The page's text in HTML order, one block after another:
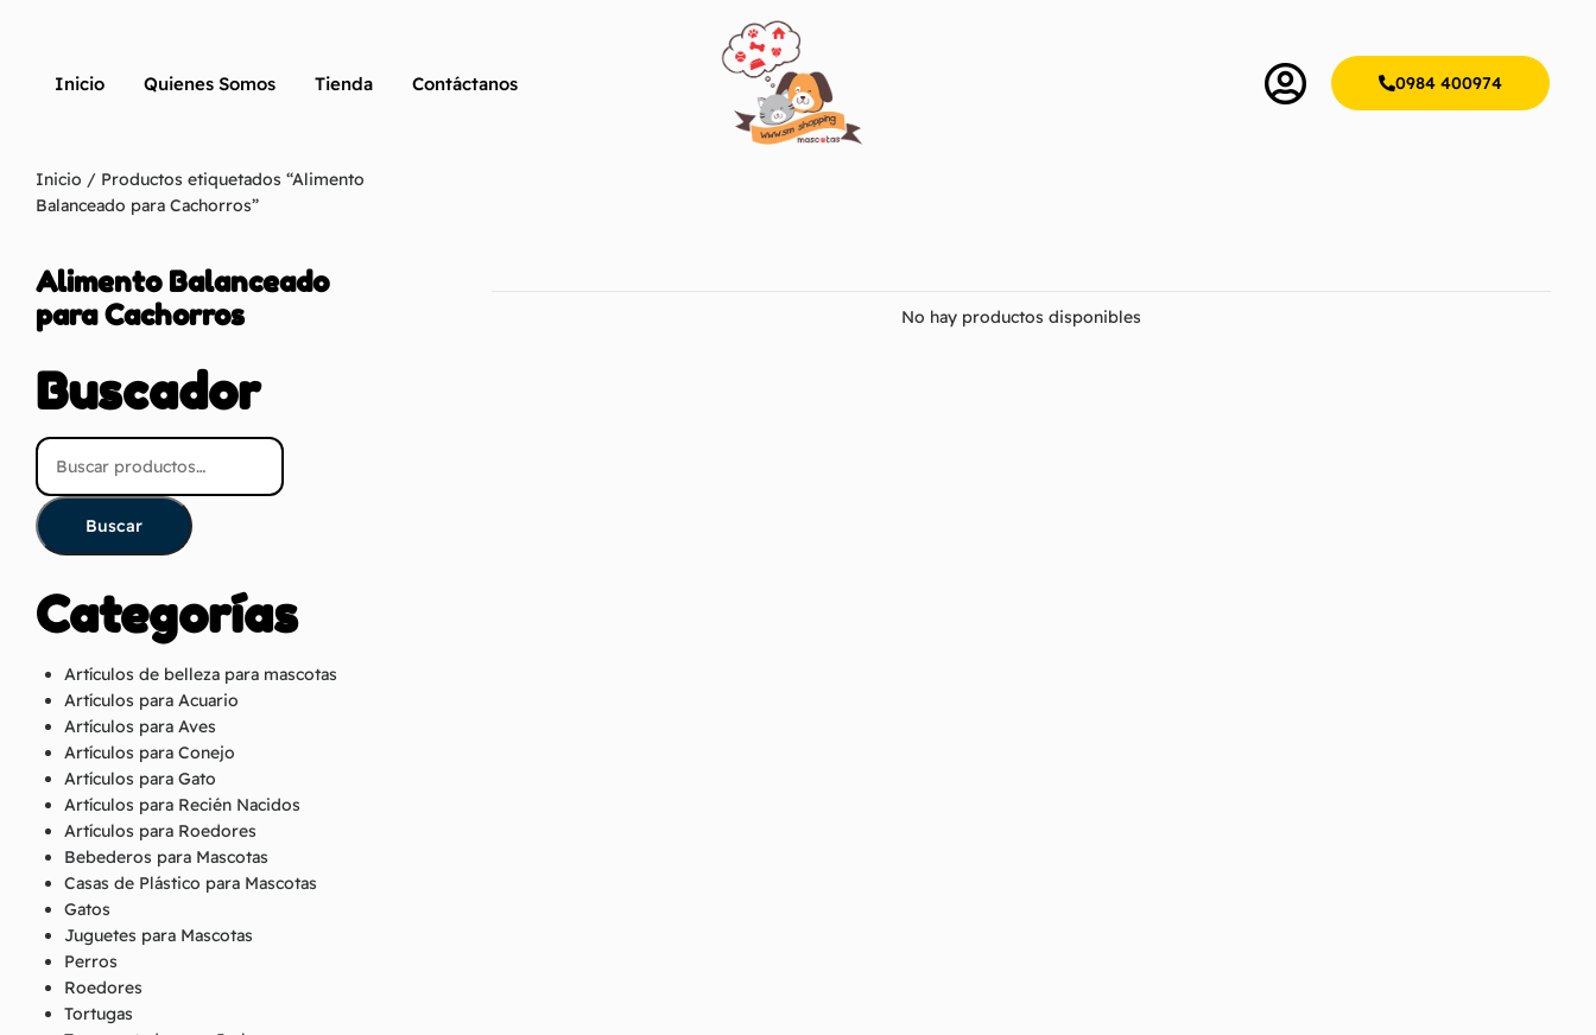
Inicio Quienes Somos Tienda Contáctanos 0984 400974
Inicio / Productos etiquetados “Alimento
Balanceado para Cachorros”
Alimento Balanceado
para Cachorros
Buscador
Buscar
Categorías
Artículos de belleza para mascotas
Artículos para Acuario
Artículos para Aves
Artículos para Conejo
Artículos para Gato
Artículos para Recién Nacidos
Artículos para Roedores
Bebederos para Mascotas
Casas de Plástico para Mascotas
Gatos
Juguetes para Mascotas
Perros
Roedores
Tortugas
No hay productos disponibles